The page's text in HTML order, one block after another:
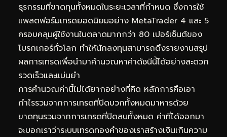
ธุรกรรมที่ขาดทุนทั้งหมดในระยะเวลาที่กำหนด ซึ่งการใช้
แพลตฟอร์มเทรดยอดนิยมอย่าง MetaTrader 4 และ 5
ครอบคลุมผู้ใช้งานในตลาดมากกว่า 80 เปอร์เซ็นต์ของ
โบรกเกอร์ทั่วโลก ทำให้นักลงทุนสามารถดึงรายงานสรุป
ผลการเทรดเพื่อนำมาคำนวณหาค่าดัชนีนี้ได้อย่างสะดวก
รวดเร็วและแม่นยำ
การคำนวณค่านี้ไม่ได้ยากอย่างที่คิด หลักการคือเอา
กำไรรวมจากการเทรดที่ปิดบวกทั้งหมดมาหารด้วย
ขาดทุนรวมจากการเทรดที่ปิดลบทั้งหมด ค่าที่ได้ออกมา
จะบอกเราว่าระบบเทรดทองคำของเราสร้างเงินเกินความ